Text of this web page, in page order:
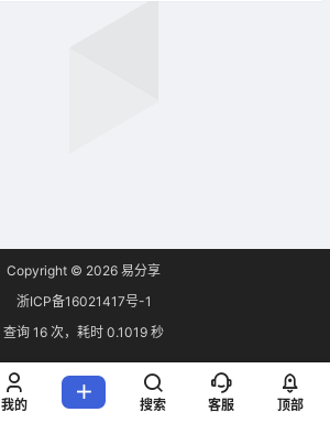
Copyright © 2026 易分享
浙ICP备16021417号-1
查询 16 次，耗时 0.1019 秒
我的 搜索 客服 顶部